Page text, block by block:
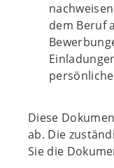
dem Beruf
Diese
ab. Die
Sie die